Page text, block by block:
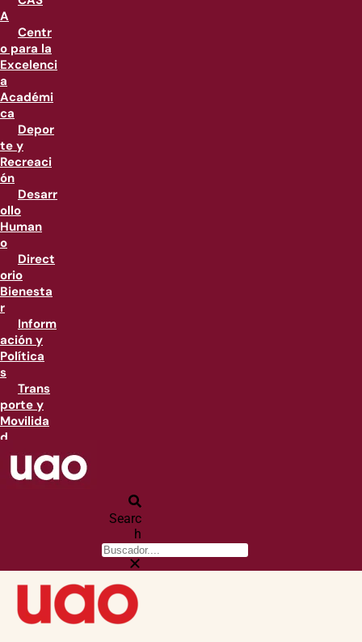
A
Centr
o para la
Excelenci
a
Académi
ca
Depor
te y
Recreaci
ón
Desarr
ollo
Human
o
Direct
orio
Bienesta
r
Inform
ación y
Política
s
Trans
porte y
Movilida
d
Searc
h